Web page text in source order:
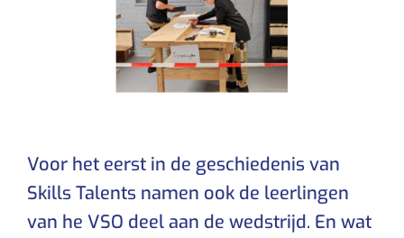
Voor het eerst in de geschiedenis van
Skills Talents namen ook de leerlingen
van he VSO deel aan de wedstrijd. En wat